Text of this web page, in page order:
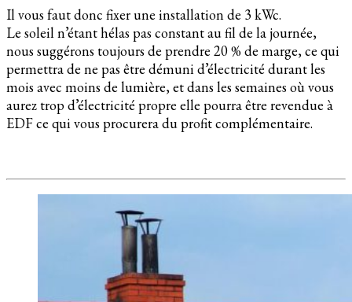
Il vous faut donc fixer une installation de 3 kWc.
Le soleil n’étant hélas pas constant au fil de la journée,
nous suggérons toujours de prendre 20 % de marge, ce qui
permettra de ne pas être démuni d’électricité durant les
mois avec moins de lumière, et dans les semaines où vous
aurez trop d’électricité propre elle pourra être revendue à
EDF ce qui vous procurera du profit complémentaire.